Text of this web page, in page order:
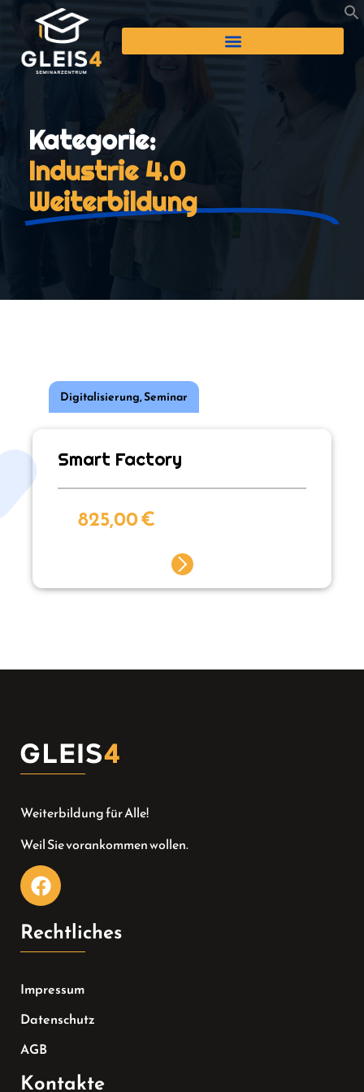
Kategorie:
Industrie 4.0
Weiterbildung
Digitalisierung,Seminar
Smart Factory
825,00€
Weiterbildung für Alle!
Weil Sie vorankommen wollen.
Rechtliches
Impressum
Datenschutz
AGB
Kontakte